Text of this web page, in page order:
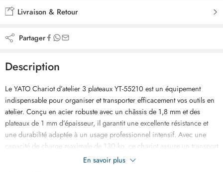
Livraison & Retour
Partager
Description
Le YATO Chariot d’atelier 3 plateaux YT-55210 est un équipement
indispensable pour organiser et transporter efficacement vos outils en
atelier. Conçu en acier robuste avec un châssis de 1,8 mm et des
plateaux de 1 mm d’épaisseur, il garantit une excellente résistance et
une durabilité adaptée à un usage professionnel intensif. Avec une
capacité de charge maximale de 130 kg, ce chariot assure un transport
sécurisé de nombreux outils et accessoires. Il est équipé de roues en
En savoir plus